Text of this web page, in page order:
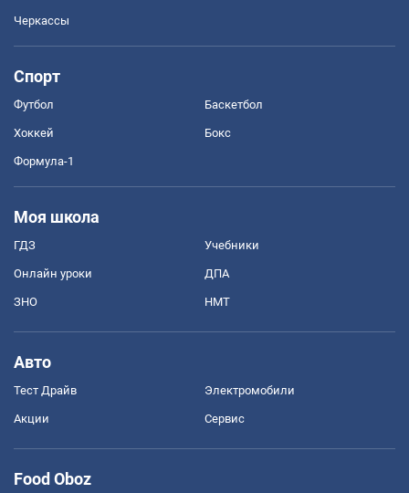
Черкассы
Спорт
Футбол Баскетбол
Хоккей Бокс
Формула-1
Моя школа
ГДЗ Учебники
Онлайн уроки ДПА
ЗНО НМТ
Авто
Тест Драйв Электромобили
Акции Сервис
Food Oboz